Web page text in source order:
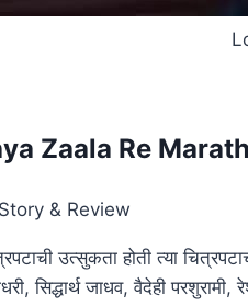
Zaala Re
& Review
उत्सुकता होती त्या
जाधव, वैदेही परशुरामी,